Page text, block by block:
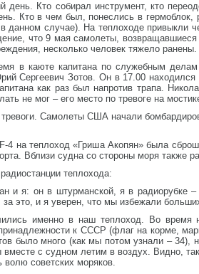
день. Кто собирал инструмент, кто
Кто в чем был, понеслись в
случае). На теплоходе привыкли
что 9 мая самолеты,
несколько человек тяжело ранены.
в каюте капитана по служебным делам
Сергеевич Зотов. Он в 17.00
как раз был напротив трапа.
не мог – его место по тревоге на
Самолеты США начали
4 на теплоход «Гриша Акопян» была
Вблизи судна со стороны моря также
теплохода:
и я: он в штурманской, я в радиорубке –
это, и я уверен, что мы избежали
именно в наш теплоход. Во время
к СССР (флаг на корме,
было много (как мы потом узнали – 34),
с судном летим в воздух. Видно,
волю советских моряков.